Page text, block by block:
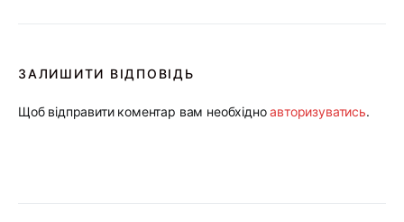
ЗАЛИШИТИ ВІДПОВІДЬ
Щоб відправити коментар вам необхідноавторизуватись.